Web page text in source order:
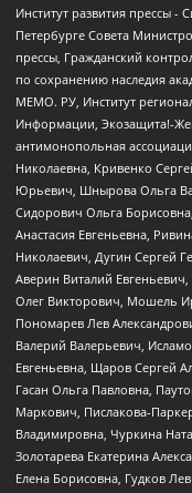
Институт развития прессы -
Петербурге Совета
прессы, Гражданский
по сохранению наследия
МЕМО. РУ, Институт
Информации, Экозащита!-
антимонопольная
Николаевна, Кривенко
Юрьевич, Шнырова Ольга
Сидорович Ольга
Анастасия Евгеньевна,
Николаевич, Дугин Сергей
Аверин Виталий
Олег Викторович, Мошель
Пономарев Лев
Валерий Валерьевич,
Евгеньевна, Щаров Сергей
Гасан Ольга Павловна,
Маркович, Пислакова-
Владимировна, Чуркина
Золотарева Екатерина
Елена Борисовна, Гудков